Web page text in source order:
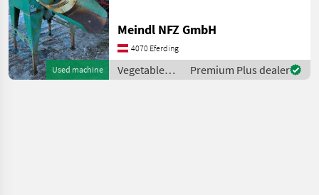
Used machine
washers
Meindl NFZ GmbH
4070 Eferding
Vegetable
farming
Premium Plus dealer